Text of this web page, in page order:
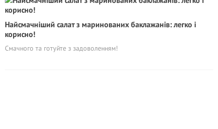
Найсмачніший салат з маринованих баклажанів: легко і
корисно!
Смачного та готуйте з задоволенням!